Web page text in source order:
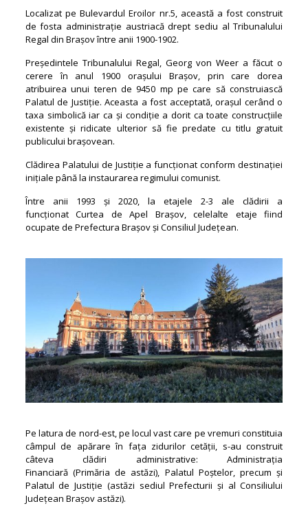
Localizat pe Bulevardul Eroilor nr.5, această a fost construit
de fosta administrație austriacă drept sediu al Tribunalului
Regal din Brașov între anii 1900-1902.
Președintele Tribunalului Regal, Georg von Weer a făcut o
cerere în anul 1900 orașului Brașov, prin care dorea
atribuirea unui teren de 9450 mp pe care să construiască
Palatul de Justiție. Aceasta a fost acceptată, orașul cerând o
taxa simbolică iar ca și condiție a dorit ca toate construcțiile
existente și ridicate ulterior să fie predate cu titlu gratuit
publicului brașovean.
Clădirea Palatului de Justiție a funcționat conform destinației
inițiale până la instaurarea regimului comunist.
Între anii 1993 și 2020, la etajele 2-3 ale clădirii a
funcționat Curtea de Apel Brașov, celelalte etaje fiind
ocupate de Prefectura Brașov și Consiliul Județean.
Pe latura de nord-est, pe locul vast care pe vremuri constituia
câmpul de apărare în fața zidurilor cetății, s-au construit
câteva clădiri administrative: Administrația
Financiară (Primăria de astăzi), Palatul Poștelor, precum și
Palatul de Justiție (astăzi sediul Prefecturii și al Consiliului
Județean Brașov astăzi).